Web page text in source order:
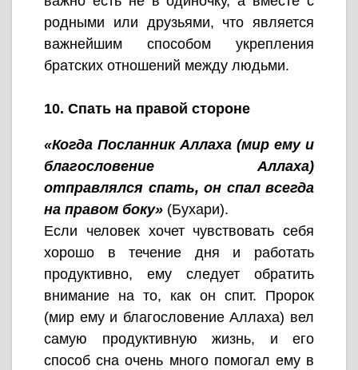
родными или друзьями, что является
важнейшим способом укрепления
братских отношений между людьми.
10. Спать на правой стороне
«Когда Посланник Аллаха (мир ему и
благословение Аллаха)
отправлялся спать, он спал всегда
на правом боку» (Бухари).
Если человек хочет чувствовать себя
хорошо в течение дня и работать
продуктивно, ему следует обратить
внимание на то, как он спит. Пророк
(мир ему и благословение Аллаха) вел
самую продуктивную жизнь, и его
способ сна очень много помогал ему в